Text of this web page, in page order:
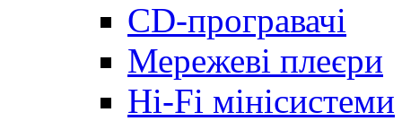
CD-програвачі
Мережеві плеєри
Hi-Fi мінісистеми